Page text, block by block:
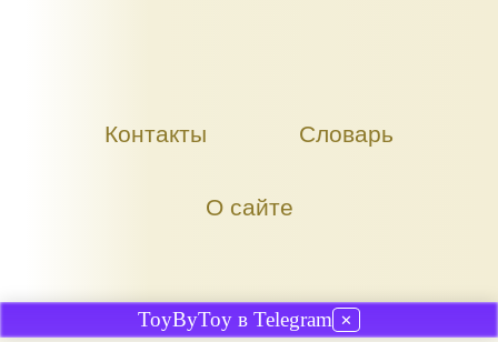
Контакты Словарь
О сайте
ToyByToy в Telegram ✕